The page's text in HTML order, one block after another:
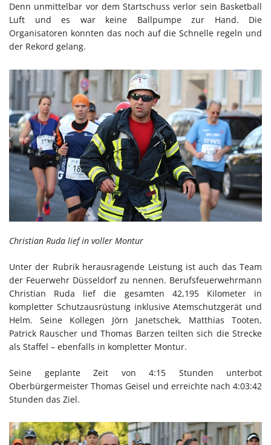
Denn unmittelbar vor dem Startschuss verlor sein Basketball
Luft und es war keine Ballpumpe zur Hand. Die
Organisatoren konnten das noch auf die Schnelle regeln und
der Rekord gelang.
Christian Ruda lief in voller Montur
Unter der Rubrik herausragende Leistung ist auch das Team
der Feuerwehr Düsseldorf zu nennen. Berufsfeuerwehrmann
Christian Ruda lief die gesamten 42,195 Kilometer in
kompletter Schutzausrüstung inklusive Atemschutzgerät und
Helm. Seine Kollegen Jörn Janetschek, Matthias Tooten,
Patrick Rauscher und Thomas Barzen teilten sich die Strecke
als Staffel – ebenfalls in kompletter Montur.
Seine geplante Zeit von 4:15 Stunden unterbot
Oberbürgermeister Thomas Geisel und erreichte nach 4:03:42
Stunden das Ziel.